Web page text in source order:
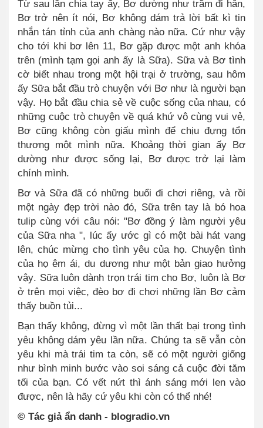
Từ sau lần chia tay ấy, Bơ dường như trầm đi hẳn,
Bơ trở nên ít nói, Bơ không dám trả lời bất kì tin
nhắn tán tỉnh của anh chàng nào nữa. Cứ như vậy
cho tới khi bơ lên 11, Bơ gặp được một anh khóa
trên (mình tạm gọi anh ấy là Sữa). Sữa và Bơ tình
cờ biết nhau trong một hội trại ở trường, sau hôm
ấy Sữa bắt đầu trò chuyện với Bơ như là người bạn
vậy. Họ bắt đầu chia sẻ về cuộc sống của nhau, có
những cuộc trò chuyện về quá khứ vô cùng vui vẻ,
Bơ cũng không còn giấu mình để chịu đựng tổn
thương một mình nữa. Khoảng thời gian ấy Bơ
dường như được sống lại, Bơ được trở lại làm
chính mình.
Bơ và Sữa đã có những buổi đi chơi riêng, và rồi
một ngày đẹp trời nào đó, Sữa trên tay là bó hoa
tulip cùng với câu nói: "Bơ đồng ý làm người yêu
của Sữa nha ", lúc ấy ước gì có một bài hát vang
lên, chúc mừng cho tình yêu của họ. Chuyện tình
của họ êm ái, du dương như một bản giao hưởng
vậy. Sữa luôn dành trọn trái tim cho Bơ, luôn là Bơ
ở trên mọi việc, đèo bơ đi chơi những lần Bơ cảm
thấy buồn tủi...
Bạn thấy không, đừng vì một lần thất bại trong tình
yêu không dám yêu lần nữa. Chúng ta sẽ vẫn còn
yêu khi mà trái tim ta còn, sẽ có một người giống
như bình minh bước vào soi sáng cả cuộc đời tăm
tối của bạn. Có vết nứt thì ánh sáng mới len vào
được, nên là hãy cứ yêu khi còn có thể nhé!
© Tác giả ẩn danh - blogradio.vn